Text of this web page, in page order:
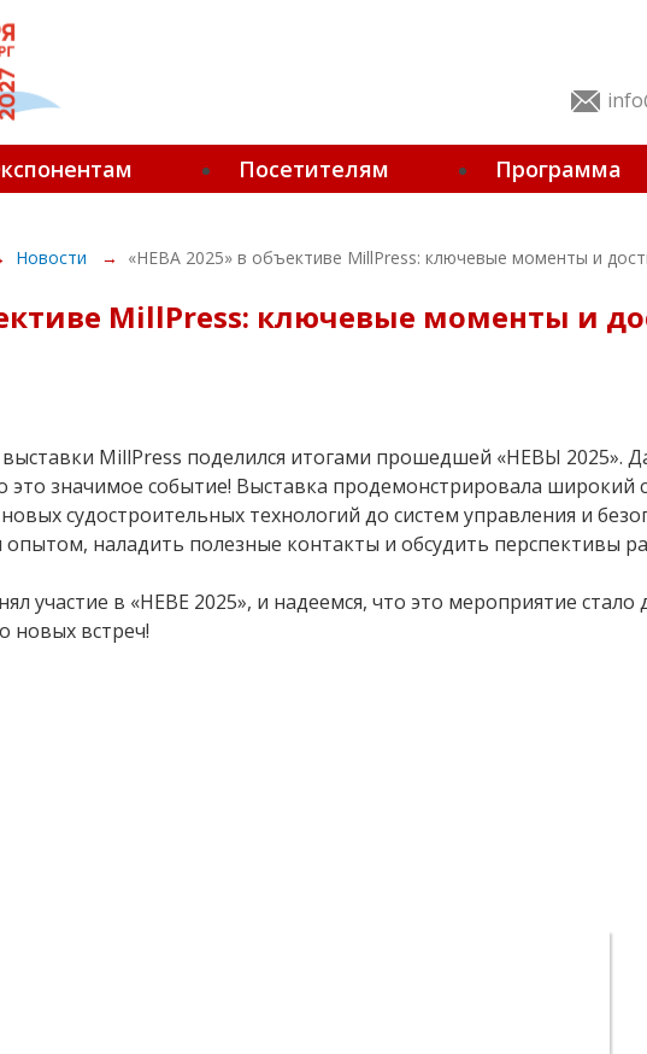
Посетителям Программа
Новости «НЕВА 2025» в объективе MillPress: ключевые моменты и
MillPress: ключевые моменты и
значимое событие! Выставка продемонстрировала широкий
судостроительных технологий до систем управления и
опытом, наладить полезные контакты и обсудить перспективы
участие в «НЕВЕ 2025», и надеемся, что это мероприятие стало
новых встреч!